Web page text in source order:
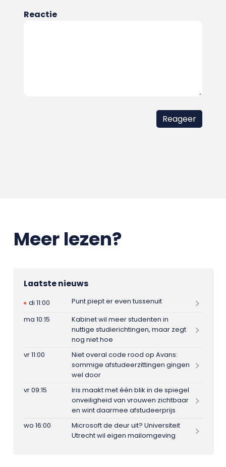
Reactie
Meer lezen?
Laatste nieuws
di 11:00
Punt piept er even tussenuit
ma 10:15
Kabinet wil meer studenten in
nuttige studierichtingen, maar zegt
nog niet hoe
vr 11:00
Niet overal code rood op Avans:
sommige afstudeerzittingen gingen
wel door
vr 09:15
Iris maakt met één blik in de spiegel
onveiligheid van vrouwen zichtbaar
en wint daarmee afstudeerprijs
wo 16:00
Microsoft de deur uit? Universiteit
Utrecht wil eigen mailomgeving